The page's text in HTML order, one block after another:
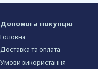
Допомога покупцю
Головна
Доставка та оплата
Умови використання